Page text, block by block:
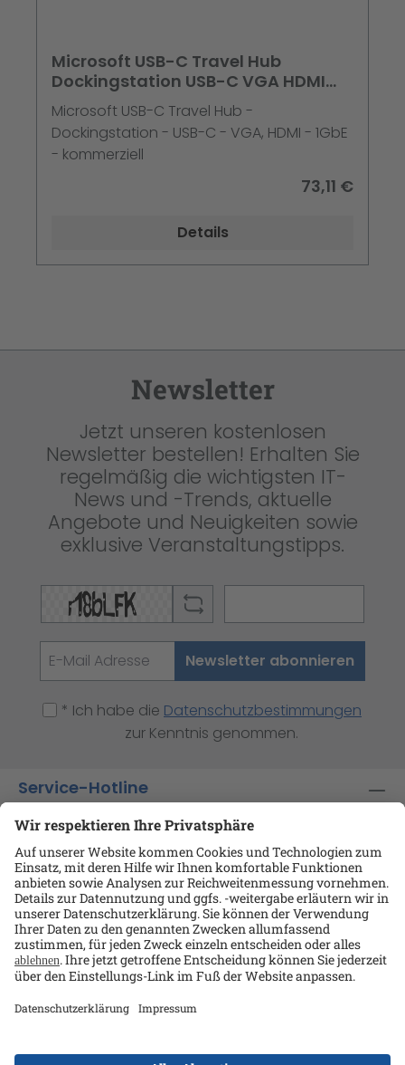
Microsoft USB-C Travel Hub
Dockingstation USB-C VGA HDMI
1GbE
Microsoft USB-C Travel Hub -
Dockingstation - USB-C - VGA, HDMI - 1GbE
- kommerziell
73,11 €
Details
Newsletter
Jetzt unseren kostenlosen
Newsletter bestellen! Erhalten Sie
regelmäßig die wichtigsten IT-
News und -Trends, aktuelle
Angebote und Neuigkeiten sowie
exklusive Veranstaltungstipps.
Newsletter abonnieren
* Ich habe die Datenschutzbestimmungen
zur Kenntnis genommen.
Service-Hotline
Shop-Service
Informationen
Ansprechpartner
Kontakt